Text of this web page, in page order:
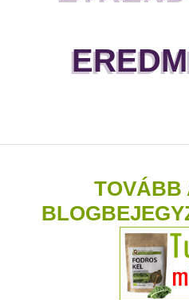
TOVÁBB